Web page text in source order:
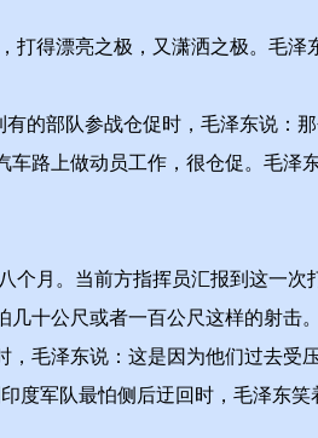
漂亮之极，又潇洒之极。毛泽
部队参战仓促时，毛泽东说：
路上做动员工作，很仓促。毛泽
。当前方指挥员汇报到这一次
十公尺或者一百公尺这样的射击
毛泽东说：这是因为他们过去受
度军队最怕侧后迂回时，毛泽东